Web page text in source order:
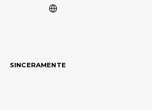
SINCERAMENTE